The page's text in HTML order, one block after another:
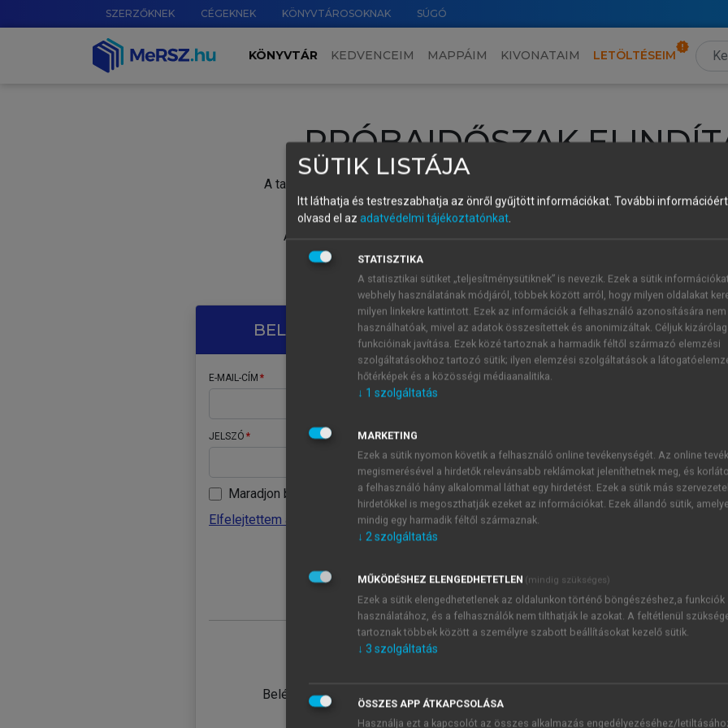
SZERZŐKNEK CÉGEKNEK KÖNYVTÁROSOKNAK SÚGÓ
KÖNYVTÁR KEDVENCEIM MAPPÁIM KIVONATAIM LETÖLTÉSEIM
PRÓBAIDŐSZAK
A tartalom megtekintéséhez lépj be a saját fiókoddal, iskolai azonosítóddal vagy
Új felhasználóként1 óra díjmentes hozzáférésrevagy
A próbaidőszak elindításához,
vagy hozz
A regisztráció után a
BELÉPÉS SAJÁT FIÓKKAL
E-MAIL-CÍM
JELSZÓ
Maradjon belépve
Elfelejtettem a jelszavamat
Belépés intézményi azonosítóval
ÚJ FIÓK
1 óra
JELSZÓ
Kérek értesítést a MeRSZ
Kérek értesítést az
SÜTIK LISTÁJA
Itt láthatja és testreszabhatja az önről gyűjtött információkat. További
olvasd el az adatvédelmi tájékoztatónkat.
STATISZTIKA
A statisztikai sütiket „teljesítménysütiknek” is nevezik. Ezek a sütik
webhely használatának módjáról, többek között arról, hogy milyen oldalakat
milyen linkekre kattintott. Ezek az információk a felhasználó azonosítására nem
használhatóak, mivel az adatok összesítettek és anonimizáltak. Céljuk
funkcióinak javítása. Ezek közé tartoznak a harmadik féltől származó elemzési
szolgáltatásokhoz tartozó sütik; ilyen elemzési szolgáltatások a
hőtérképek és a közösségi médiaanalitika.
↓ 1 szolgáltatás
MARKETING
Ezek a sütik nyomon követik a felhasználó online tevékenységét. Az online
megismerésével a hirdetők relevánsabb reklámokat jeleníthetnek meg, és
a felhasználó hány alkalommal láthat egy hirdetést. Ezek a sütik más
hirdetőkkel is megoszthatják ezeket az információkat. Ezek állandó sütik,
mindig egy harmadik féltől származnak.
↓ 2szolgáltatás
MŰKÖDÉSHEZ ELENGEDHETETLEN (mindig szükséges)
Ezek a sütik elengedhetetlenek az oldalunkon történő böngészéshez,a funkciók
használatához, és a felhasználók nem tilthatják le azokat. A feltétlenül
tartoznak többek között a személyre szabott beállításokat kezelő sütik.
↓ 3 szolgáltatás
ÖSSZES APP ÁTKAPCSOLÁSA
Használja ezt a kapcsolót az összes alkalmazás engedélyezéséhez/